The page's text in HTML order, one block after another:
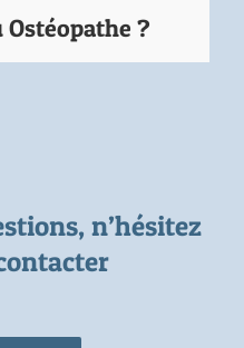
?
n’hésitez